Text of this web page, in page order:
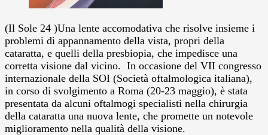
(Il Sole 24 )Una lente accomodativa che risolve insieme i
problemi di appannamento della vista, propri della
cataratta, e quelli della presbiopia, che impedisce una
corretta visione dal vicino. In occasione del VII congresso
internazionale della SOI (Società oftalmologica italiana),
in corso di svolgimento a Roma (20-23 maggio), è stata
presentata da alcuni oftalmogi specialisti nella chirurgia
della cataratta una nuova lente, che promette un notevole
miglioramento nella qualità della visione.